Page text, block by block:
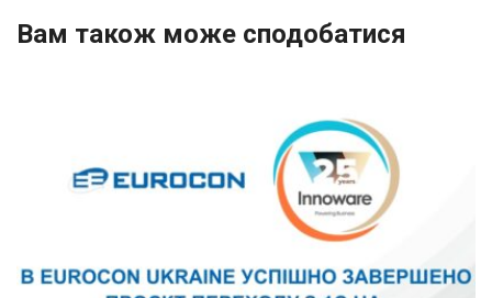
Вам також може сподобатися